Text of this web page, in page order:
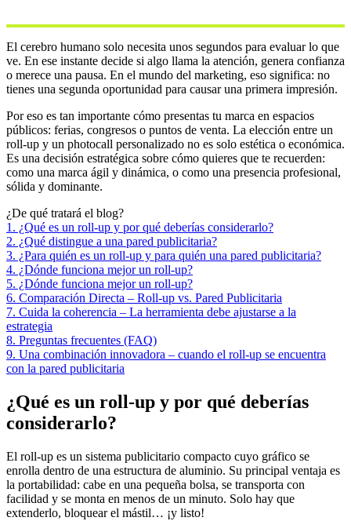
El cerebro humano solo necesita unos segundos para evaluar lo que
ve. En ese instante decide si algo llama la atención, genera confianza
o merece una pausa. En el mundo del marketing, eso significa: no
tienes una segunda oportunidad para causar una primera impresión.
Por eso es tan importante cómo presentas tu marca en espacios
públicos: ferias, congresos o puntos de venta. La elección entre un
roll-up y un photocall personalizado no es solo estética o económica.
Es una decisión estratégica sobre cómo quieres que te recuerden:
como una marca ágil y dinámica, o como una presencia profesional,
sólida y dominante.
¿De qué tratará el blog?
1. ¿Qué es un roll-up y por qué deberías considerarlo?
2. ¿Qué distingue a una pared publicitaria?
3. ¿Para quién es un roll-up y para quién una pared publicitaria?
4. ¿Dónde funciona mejor un roll-up?
5. ¿Dónde funciona mejor un roll-up?
6. Comparación Directa – Roll-up vs. Pared Publicitaria
7. Cuida la coherencia – La herramienta debe ajustarse a la
estrategia
8. Preguntas frecuentes (FAQ)
9. Una combinación innovadora – cuando el roll-up se encuentra
con la pared publicitaria
¿Qué es un roll-up y por qué deberías
considerarlo?
El roll-up es un sistema publicitario compacto cuyo gráfico se
enrolla dentro de una estructura de aluminio. Su principal ventaja es
la portabilidad: cabe en una pequeña bolsa, se transporta con
facilidad y se monta en menos de un minuto. Solo hay que
extenderlo, bloquear el mástil… ¡y listo!